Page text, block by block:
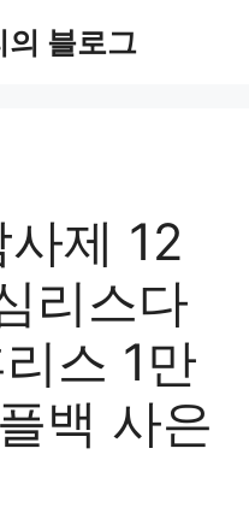
의 블로그
제 12
리스다
스 1만
백 사은